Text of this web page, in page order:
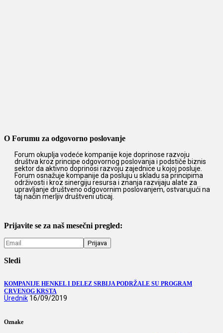
O Forumu za odgovorno poslovanje
Forum okuplja vodeće kompanije koje doprinose razvoju
društva kroz principe odgovornog poslovanja i podstiče biznis
sektor da aktivno doprinosi razvoju zajednice u kojoj posluje.
Forum osnažuje kompanije da posluju u skladu sa principima
održivosti i kroz sinergiju resursa i znanja razvijaju alate za
upravljanje društveno odgovornim poslovanjem, ostvarujući na
taj način merljiv društveni uticaj.
Prijavite se za naš mesečni pregled:
Sledi
KOMPANIJE HENKEL I DELEZ SRBIJA PODRŽALE SU PROGRAM
CRVENOG KRSTA
Urednik 16/09/2019
Oznake